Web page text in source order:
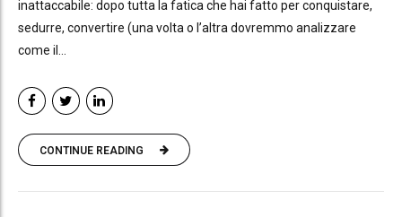
inattaccabile: dopo tutta la fatica che hai fatto per conquistare,
sedurre, convertire (una volta o l’altra dovremmo analizzare
come il...
CONTINUE READING